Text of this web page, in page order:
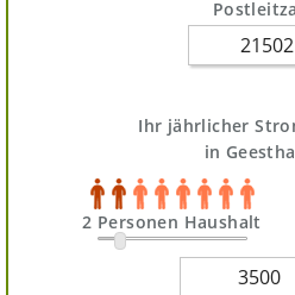
Ihr jährlicher
in
2 Personen Haushalt